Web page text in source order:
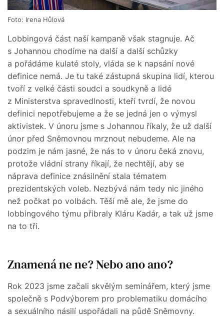
Foto: Irena Hůlová
Lobbingová část naší kampaně však stagnuje. Ač
s Johannou chodíme na další a další schůzky
a pořádáme kulaté stoly, vláda se k napsání nové
definice nemá. Je tu také zástupná skupina lidí, kterou
tvoří z velké části soudci a soudkyně a lidé
z Ministerstva spravedlnosti, kteří tvrdí, že novou
definici nepotřebujeme a že se jedná jen o výmysl
aktivistek. V únoru jsme s Johannou říkaly, že už další
únor před Sněmovnou mrznout nebudeme. Ale na
podzim je nám jasné, že nás to v únoru čeká znovu,
protože vládní strany říkají, že nechtějí, aby se
náprava definice znásilnění stala tématem
prezidentských voleb. Nezbývá nám tedy nic jiného
než počkat po volbách. Těší mě ale, že jsme do
lobbingového týmu přibraly Kláru Kadár, a tak už jsme
na to tři.
Znamená ne ne? Nebo ano ano?
Rok 2023 jsme začali skvělým seminářem, který jsme
společně s Podvýborem pro problematiku domácího
a sexuálního násilí uspořádali na půdě Sněmovny.